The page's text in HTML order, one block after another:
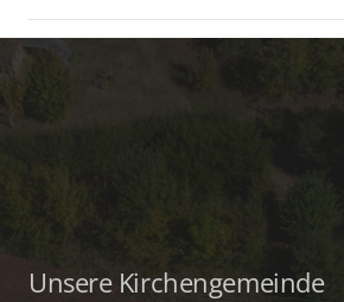
Unsere Kirchengemeinde